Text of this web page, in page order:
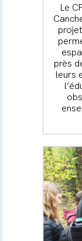
Le
près
leurs